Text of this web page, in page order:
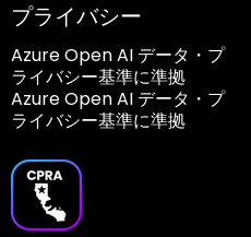
プライバシー
Azure Open AI データ・プ
ライバシー基準に準拠
Azure Open AI データ・プ
ライバシー基準に準拠